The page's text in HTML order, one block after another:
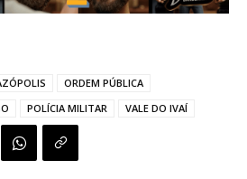
ORDEM PÚBLICA
POLÍCIA MILITAR VALE DO IVAÍ